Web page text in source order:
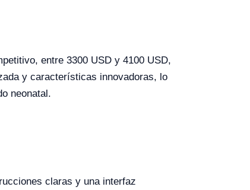
entre 3300 USD y 4100 USD,
y características innovadoras, lo
neonatal.
claras y una interfaz